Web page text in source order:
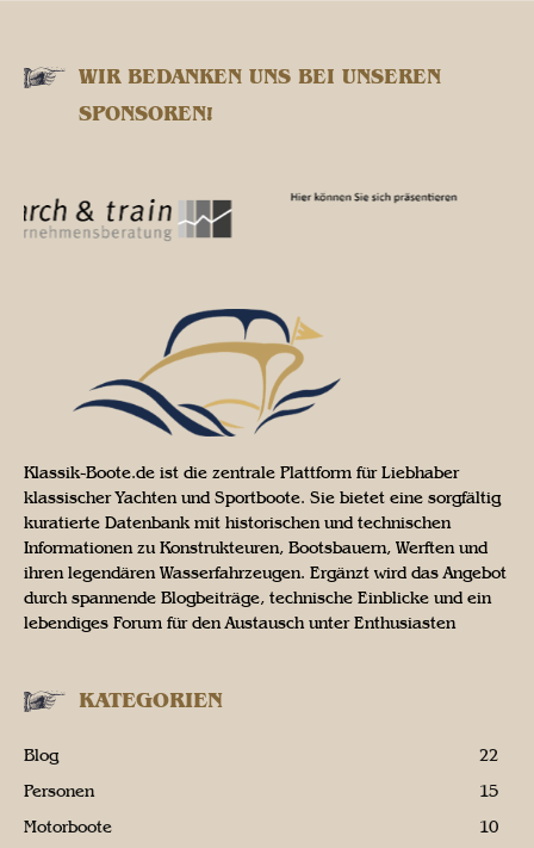
WIR BEDANKEN UNS BEI UNSEREN
SPONSOREN!
Klassik-Boote.de ist die zentrale Plattform für Liebhaber
klassischer Yachten und Sportboote. Sie bietet eine sorgfältig
kuratierte Datenbank mit historischen und technischen
Informationen zu Konstrukteuren, Bootsbauern, Werften und
ihren legendären Wasserfahrzeugen. Ergänzt wird das Angebot
durch spannende Blogbeiträge, technische Einblicke und ein
lebendiges Forum für den Austausch unter Enthusiasten
KATEGORIEN
Blog
22
Personen
15
Motorboote
10